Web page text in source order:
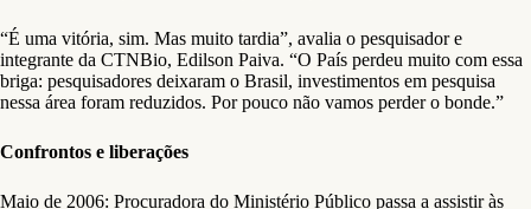
“É uma vitória, sim. Mas muito tardia”, avalia o pesquisador e
integrante da CTNBio, Edilson Paiva. “O País perdeu muito com essa
briga: pesquisadores deixaram o Brasil, investimentos em pesquisa
nessa área foram reduzidos. Por pouco não vamos perder o bonde.”
Confrontos e liberações
Maio de 2006: Procuradora do Ministério Público passa a assistir às